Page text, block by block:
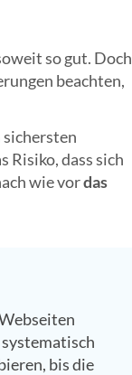
so gut. Doch
beachten,
sichersten
Risiko, dass sich
wie vordas
bis die